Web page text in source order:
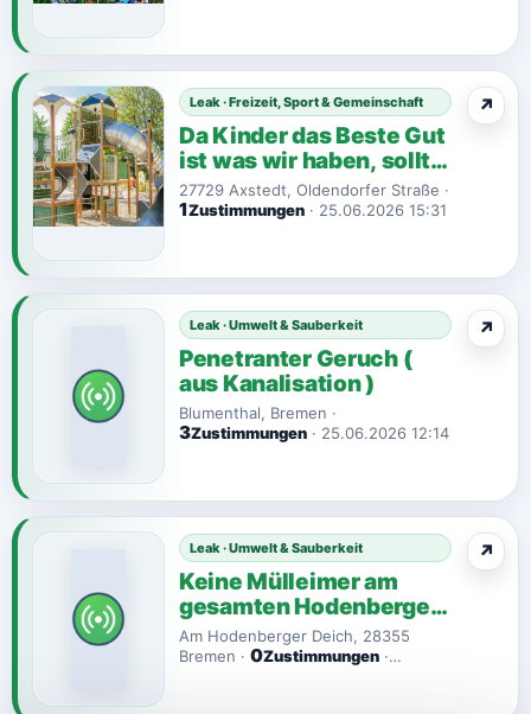
Leak · Freizeit, Sport & Gemeinschaft
Da Kinder das Beste Gut
ist was wir haben, sollte
es do...
27729 Axstedt, Oldendorfer Straße ·
1Zustimmungen · 25.06.2026 15:31
↗
Leak · Umwelt & Sauberkeit
Penetranter Geruch (
aus Kanalisation )
Blumenthal, Bremen ·
3Zustimmungen · 25.06.2026 12:14
↗
Leak · Umwelt & Sauberkeit
Keine Mülleimer am
gesamten Hodenberger
Deich, obwohl e...
Am Hodenberger Deich, 28355
Bremen · 0Zustimmungen ·
↗